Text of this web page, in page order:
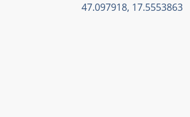
47.097918, 17.5553863